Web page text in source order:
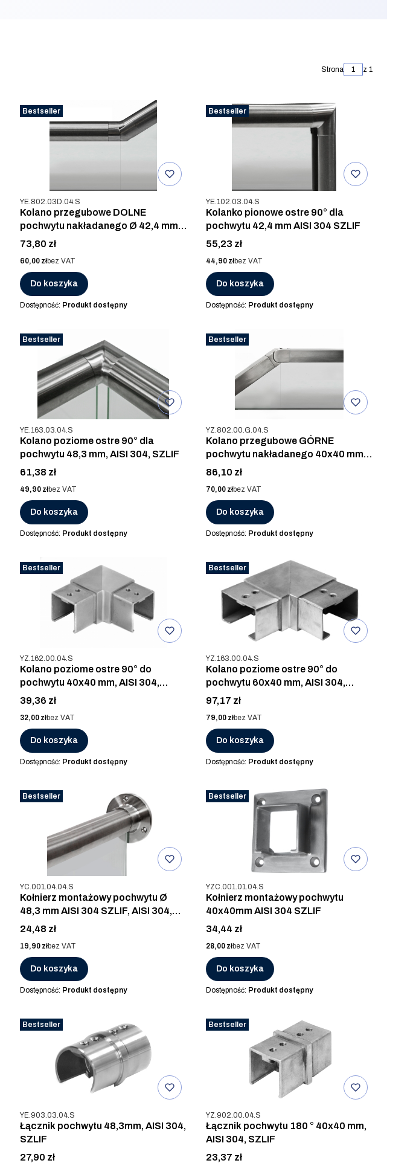
Strona z 1
Bestseller
Kod produktu
YE.802.03D.04.S
Kolano przegubowe DOLNE
pochwytu nakładanego Ø 42,4 mm,
AISI 304, SZLIF
Cena
73,80 zł
Cena
60,00 złbez VAT
Do koszyka
Dostępność: Produkt dostępny
Bestseller
Kod produktu
YE.102.03.04.S
Kolanko pionowe ostre 90° dla
pochwytu 42,4 mm AISI 304 SZLIF
Cena
55,23 zł
Cena
44,90 złbez VAT
Do koszyka
Dostępność: Produkt dostępny
Bestseller
Kod produktu
YE.163.03.04.S
Kolano poziome ostre 90° dla
pochwytu 48,3 mm, AISI 304, SZLIF
Cena
61,38 zł
Cena
49,90 złbez VAT
Do koszyka
Dostępność: Produkt dostępny
Bestseller
Kod produktu
YZ.802.00.G.04.S
Kolano przegubowe GÓRNE
pochwytu nakładanego 40x40 mm,
AISI 304, SZLIF
Cena
86,10 zł
Cena
70,00 złbez VAT
Do koszyka
Dostępność: Produkt dostępny
Bestseller
Kod produktu
YZ.162.00.04.S
Kolano poziome ostre 90° do
pochwytu 40x40 mm, AISI 304,
SZLIF
Cena
39,36 zł
Cena
32,00 złbez VAT
Do koszyka
Dostępność: Produkt dostępny
Bestseller
Kod produktu
YZ.163.00.04.S
Kolano poziome ostre 90° do
pochwytu 60x40 mm, AISI 304,
SZLIF
Cena
97,17 zł
Cena
79,00 złbez VAT
Do koszyka
Dostępność: Produkt dostępny
Bestseller
Kod produktu
YC.001.04.04.S
Kołnierz montażowy pochwytu Ø
48,3 mm AISI 304 SZLIF, AISI 304,
SZLIF
Cena
24,48 zł
Cena
19,90 złbez VAT
Do koszyka
Dostępność: Produkt dostępny
Bestseller
Kod produktu
YZC.001.01.04.S
Kołnierz montażowy pochwytu
40x40mm AISI 304 SZLIF
Cena
34,44 zł
Cena
28,00 złbez VAT
Do koszyka
Dostępność: Produkt dostępny
Bestseller
Kod produktu
YE.903.03.04.S
Łącznik pochwytu 48,3mm, AISI 304,
SZLIF
Cena
27,90 zł
Bestseller
Kod produktu
YZ.902.00.04.S
Łącznik pochwytu 180 ° 40x40 mm,
AISI 304, SZLIF
Cena
23,37 zł